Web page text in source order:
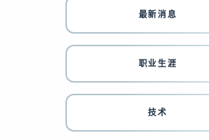
最新消息
职业生涯
技术